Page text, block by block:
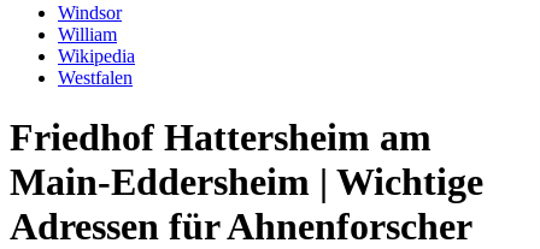
Windsor
William
Wikipedia
Westfalen
Friedhof Hattersheim am
Main-Eddersheim | Wichtige
Adressen für Ahnenforscher